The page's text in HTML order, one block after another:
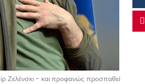
Ζελένσκι - και προφανώς προσπαθεί